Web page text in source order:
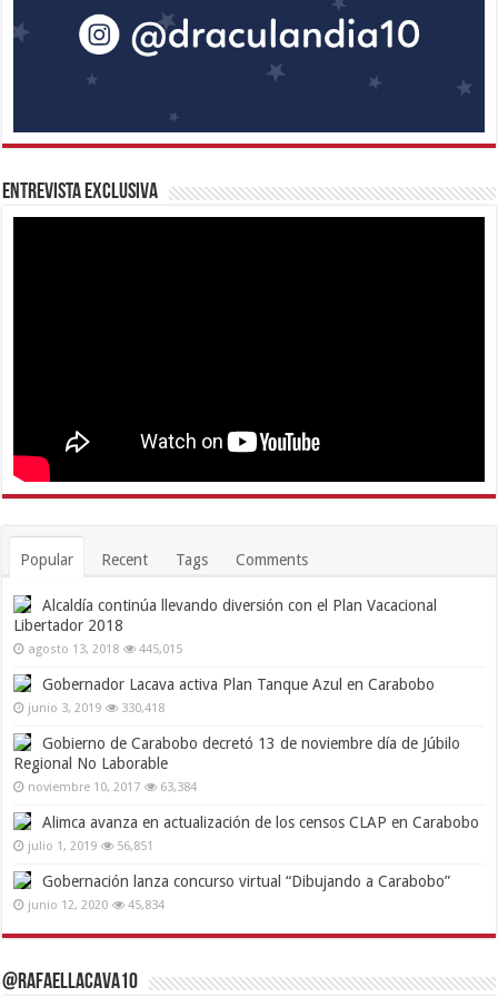
Entrevista Exclusiva
Popular Recent Tags Comments
Alcaldía continúa llevando diversión con el Plan Vacacional
Libertador 2018
agosto 13, 2018 445,015
Gobernador Lacava activa Plan Tanque Azul en Carabobo
junio 3, 2019 330,418
Gobierno de Carabobo decretó 13 de noviembre día de Júbilo
Regional No Laborable
noviembre 10, 2017 63,384
Alimca avanza en actualización de los censos CLAP en Carabobo
julio 1, 2019 56,851
Gobernación lanza concurso virtual “Dibujando a Carabobo”
junio 12, 2020 45,834
@RafaelLacava10